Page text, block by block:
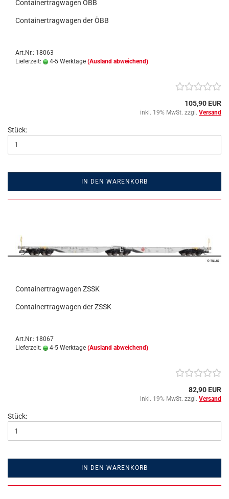
Containertragwagen ÖBB
Containertragwagen der ÖBB
Art.Nr.: 18063
Lieferzeit:
4-5 Werktage (Ausland abweichend)
105,90 EUR
inkl. 19% MwSt. zzgl. Versand
Stück:
IN DEN WARENKORB
Containertragwagen ZSSK
Containertragwagen der ZSSK
Art.Nr.: 18067
Lieferzeit:
4-5 Werktage (Ausland abweichend)
82,90 EUR
inkl. 19% MwSt. zzgl. Versand
Stück:
IN DEN WARENKORB